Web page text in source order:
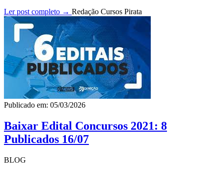
Ler post completo → Redação Cursos Pirata
Publicado em: 05/03/2026
Baixar Edital Concursos 2021: 8
Publicados 16/07
BLOG